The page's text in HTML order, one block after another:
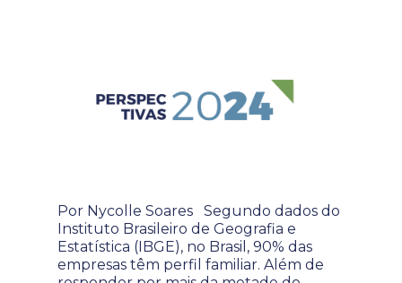
Por Nycolle Soares Segundo dados do
Instituto Brasileiro de Geografia e
Estatística (IBGE), no Brasil, 90% das
empresas têm perfil familiar. Além de